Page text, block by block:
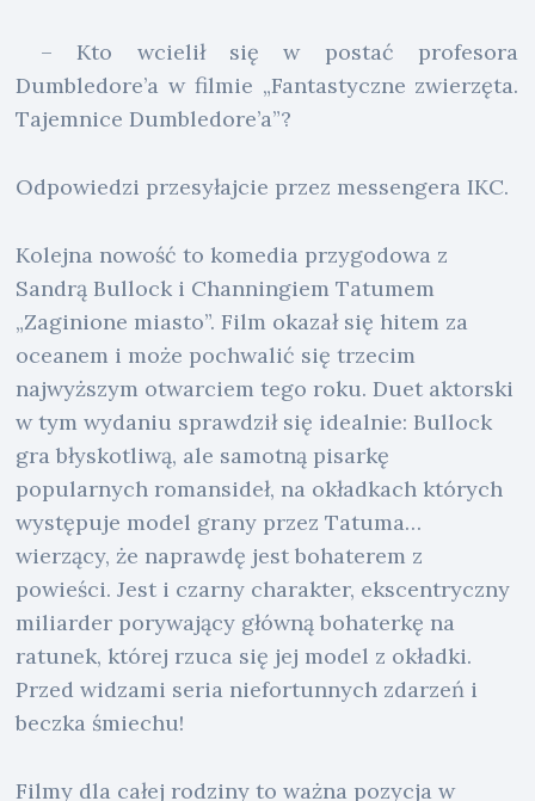
– Kto wcielił się w postać profesora
Dumbledore’a w filmie „Fantastyczne zwierzęta.
Tajemnice Dumbledore’a”?
Odpowiedzi przesyłajcie przez messengera IKC.
Kolejna nowość to komedia przygodowa z
Sandrą Bullock i Channingiem Tatumem
„Zaginione miasto”. Film okazał się hitem za
oceanem i może pochwalić się trzecim
najwyższym otwarciem tego roku. Duet aktorski
w tym wydaniu sprawdził się idealnie: Bullock
gra błyskotliwą, ale samotną pisarkę
popularnych romansideł, na okładkach których
występuje model grany przez Tatuma…
wierzący, że naprawdę jest bohaterem z
powieści. Jest i czarny charakter, ekscentryczny
miliarder porywający główną bohaterkę na
ratunek, której rzuca się jej model z okładki.
Przed widzami seria niefortunnych zdarzeń i
beczka śmiechu!
Filmy dla całej rodziny to ważna pozycja w